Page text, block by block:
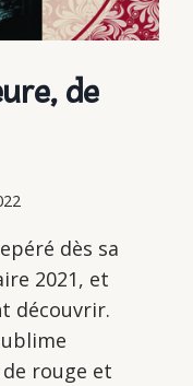
de
dès sa
2021, et
découvrir.
rouge et